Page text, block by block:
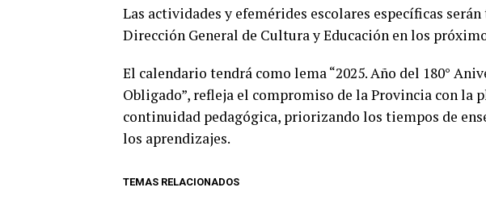
Las actividades y efemérides escolares específicas
Dirección General de Cultura y Educación en los
El calendario tendrá como lema “2025. Año del 180°
Obligado”, refleja el compromiso de la Provincia con la
continuidad pedagógica, priorizando los tiempos de
los aprendizajes.
TEMAS RELACIONADOS